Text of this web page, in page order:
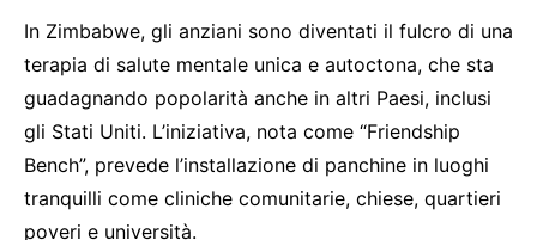
In Zimbabwe, gli anziani sono diventati il fulcro di una
terapia di salute mentale unica e autoctona, che sta
guadagnando popolarità anche in altri Paesi, inclusi
gli Stati Uniti. L’iniziativa, nota come “Friendship
Bench”, prevede l’installazione di panchine in luoghi
tranquilli come cliniche comunitarie, chiese, quartieri
poveri e università.